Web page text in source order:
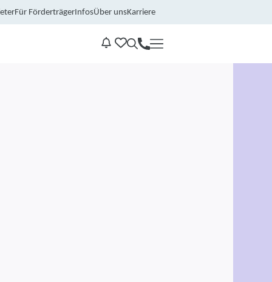
Für FörderträgerInfosÜber unsKarriere
Kontakt